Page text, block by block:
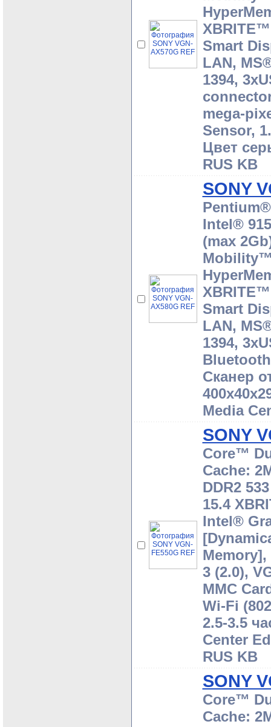
Smart
LAN,
1394,
mega-
Sensor,
Цвет
RUS KB
SONY
Pentium®
Intel®
(max
Mobility™
Smart
LAN,
1394,
Сканер
Media
SONY
Core™
Cache:
DDR2
15.4
Intel®
Memory],
3 (2.0),
MMC
Wi-Fi
2.5-3.5
Center
RUS KB
SONY
Core™
Cache: